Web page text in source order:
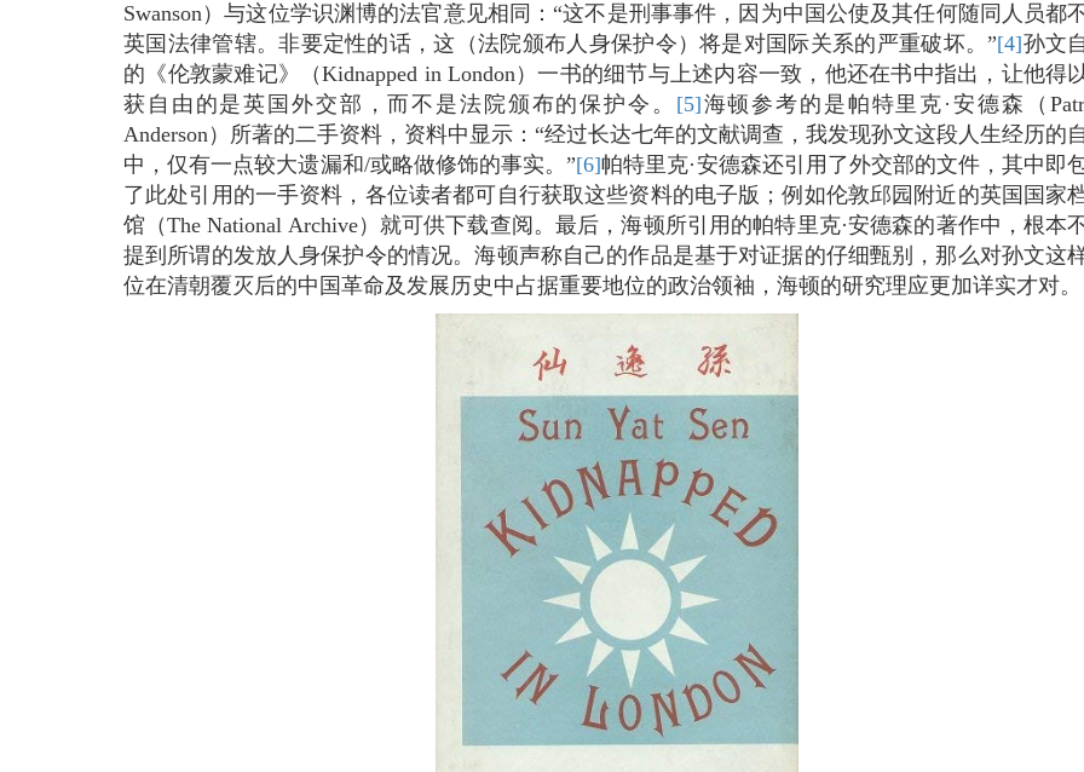
Swanson）与这位学识渊博的法官意见相同：“这不是刑事事件，因为中国公使及其任何随同人员都
英国法律管辖。非要定性的话，这（法院颁布人身保护令）将是对国际关系的严重破坏。”[4]孙文
的《伦敦蒙难记》（Kidnapped in London）一书的细节与上述内容一致，他还在书中指出，让他得
获自由的是英国外交部，而不是法院颁布的保护令。 [5]海顿参考的是帕特里克·安德森（
Anderson）所著的二手资料，资料中显示：“经过长达七年的文献调查，我发现孙文这段人生经历的
中，仅有一点较大遗漏和/或略做修饰的事实。”[6]帕特里克·安德森还引用了外交部的文件，其中即
了此处引用的一手资料，各位读者都可自行获取这些资料的电子版；例如伦敦邱园附近的英国国家
馆（The National Archive）就可供下载查阅。最后，海顿所引用的帕特里克·安德森的著作中，根本
提到所谓的发放人身保护令的情况。海顿声称自己的作品是基于对证据的仔细甄别，那么对孙文这
位在清朝覆灭后的中国革命及发展历史中占据重要地位的政治领袖，海顿的研究理应更加详实才对。